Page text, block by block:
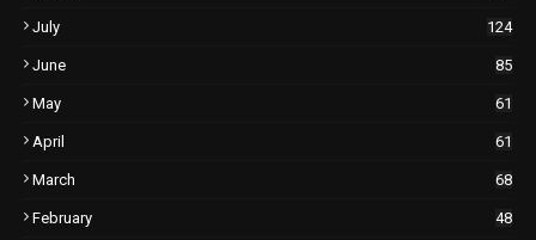
July 124
June 85
May 61
April 61
March 68
February 48